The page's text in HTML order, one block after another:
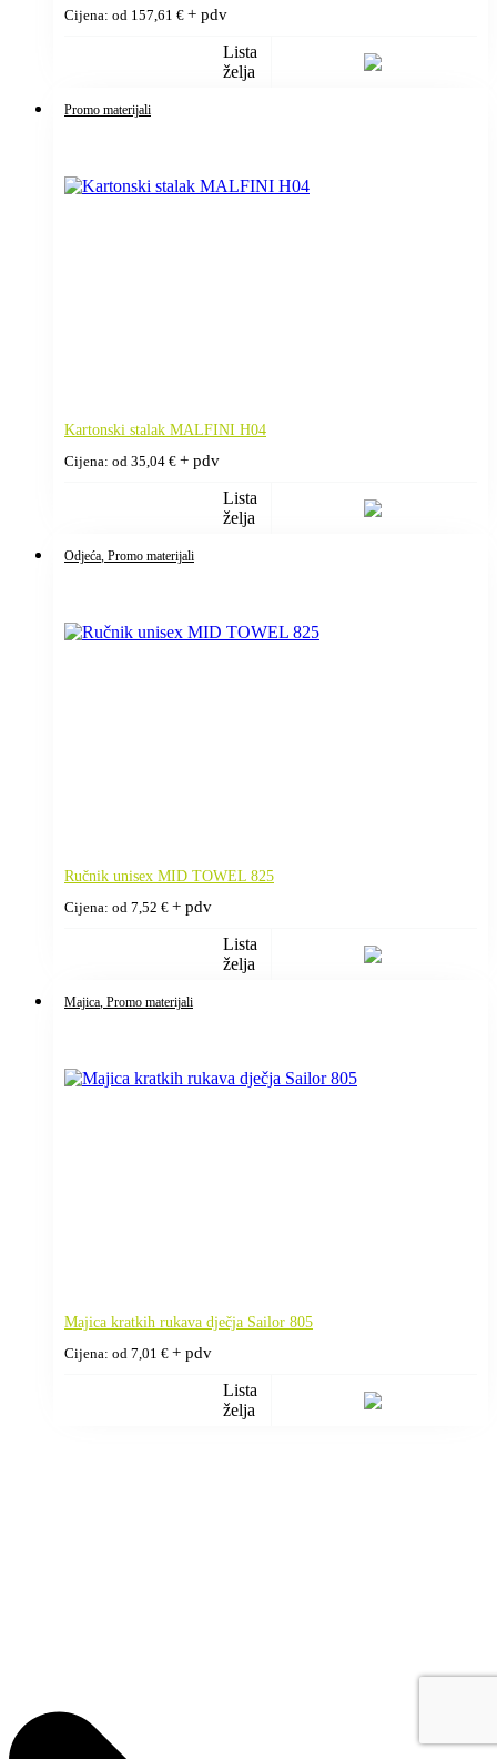
Cijena: od 157,61 € + pdv
Lista
želja
Promo materijali
Kartonski stalak MALFINI H04
Cijena: od 35,04 € + pdv
Lista
želja
Odjeća , Promo materijali
Ručnik unisex MID TOWEL 825
Cijena: od 7,52 € + pdv
Lista
želja
Majica , Promo materijali
Majica kratkih rukava dječja Sailor 805
Cijena: od 7,01 € + pdv
Lista
želja